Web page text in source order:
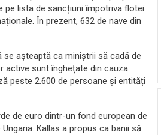
pe lista de sancțiuni împotriva flotei
În prezent, 632 de nave din
se așteaptă ca miniștrii să cadă de
active sunt înghețate din cauza
peste 2.600 de persoane și entități
de euro dintr-un fond european de
Kallas a propus ca banii să